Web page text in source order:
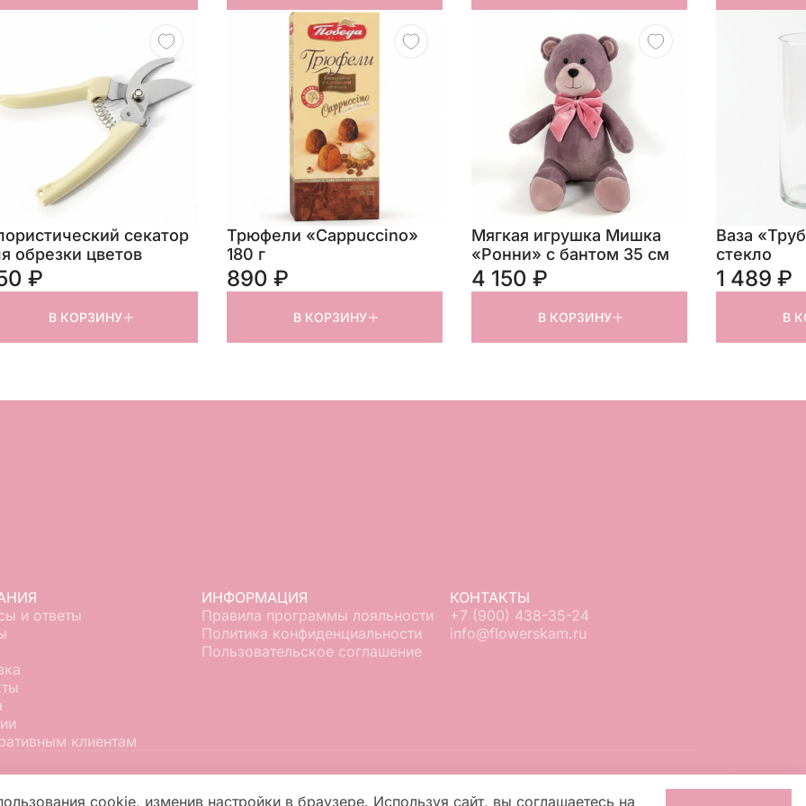
секатор
обрезки цветов
₽
В КОРЗИНУ
Трюфели «Cappuccino»
180 г
890 ₽
В КОРЗИНУ
Мягкая игрушка Мишка
«Ронни» с бантом 35 см
4 150 ₽
В КОРЗИНУ
Ваза
стекло
1 489 ₽
В
и ответы
клиентам
ИНФОРМАЦИЯ
Правила программы лояльности
Политика конфиденциальности
Пользовательское соглашение
КОНТАКТЫ
+7 (900) 438-35-24
info@flowerskam.ru
цветов в Петропавловске-Камчатском
cookie, изменив настройки в браузере. Используя сайт, вы соглашаетесь на